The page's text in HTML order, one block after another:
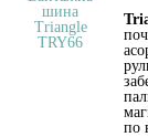
по